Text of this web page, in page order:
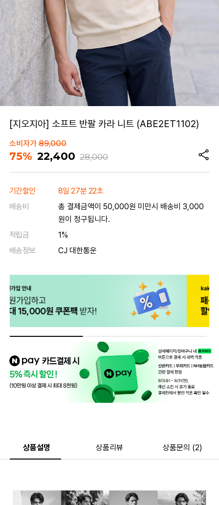
[지오지아] 소프트 반팔 카라 니트 (ABE2ET1102)
소비자가89,000
75% 22,400 28,000
기간할인
8일 27분 22초
배송비
총 결제금액이 50,000원 미만시 배송비 3,000
원이 청구됩니다.
적립금
1%
배송정보
CJ 대한통운
상품설명 상품리뷰 상품문의 (2)